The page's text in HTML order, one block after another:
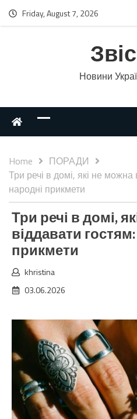
Friday, August 7, 2026
Новини
Home
ПОРАДИ
Три речі в домі, які не можна
народні прикмети
Три речі в домі,
віддавати
прикмети
khristina
03.06.2026